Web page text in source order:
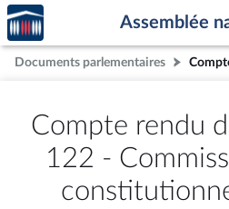
Aller au contenu
Aller en bas de la page
Accèder
à la
page
d'accueil
Assemblée
Documents parlementaires
Compte rendu
122 -